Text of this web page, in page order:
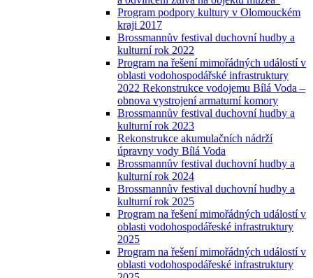
Program podpory kultury v Olomouckém
kraji 2017
Brossmannův festival duchovní hudby a
kulturní rok 2022
Program na řešení mimořádných událostí v
oblasti vodohospodářské infrastruktury
2022 Rekonstrukce vodojemu Bílá Voda –
obnova vystrojení armaturní komory
Brossmannův festival duchovní hudby a
kulturní rok 2023
Rekonstrukce akumulačních nádrží
úpravny vody Bílá Voda
Brossmannův festival duchovní hudby a
kulturní rok 2024
Brossmannův festival duchovní hudby a
kulturní rok 2025
Program na řešení mimořádných událostí v
oblasti vodohospodářeské infrastruktury
2025
Program na řešení mimořádných událostí v
oblasti vodohospodářeské infrastruktury